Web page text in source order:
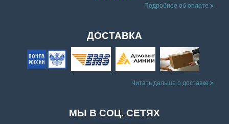
Подробнее об оплате
ДОСТАВКА
Читать дальше о доставке
МЫ В СОЦ. СЕТЯХ